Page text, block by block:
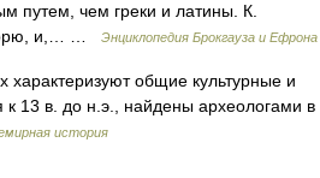
путем, чем греки и латины. К.
и,… …
Энциклопедия Брокгауза и Ефрона
общие культурные и
13 в. до н.э., найдены археологами в
история